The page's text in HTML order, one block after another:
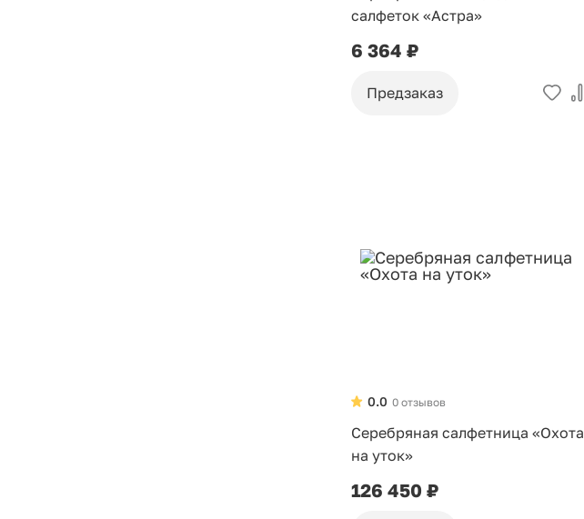
салфеток «Астра»
6 364 ₽
Предзаказ
0 отзывов
0.0
Серебряная салфетница «Охота
на уток»
126 450 ₽